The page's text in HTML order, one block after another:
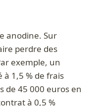
anodine. Sur
perdre des
exemple, un
à 1,5 % de frais
de 45 000 euros en
à 0,5 %